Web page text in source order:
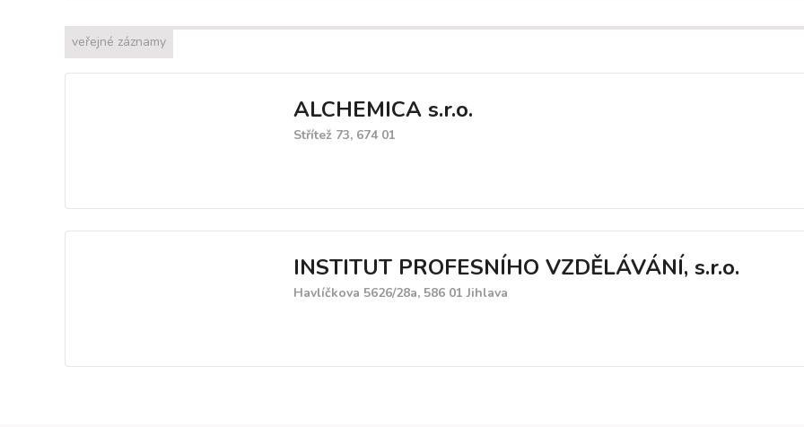
veřejné záznamy
ALCHEMICA s.r.o.
Střítež 73, 674 01
INSTITUT PROFESNÍHO VZDĚLÁVÁNÍ, s.r.o.
Havlíčkova 5626/28a, 586 01 Jihlava